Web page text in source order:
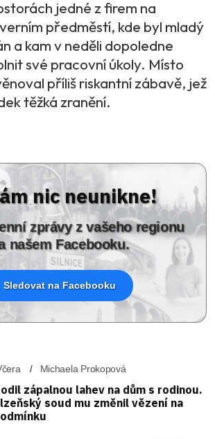
jedné z firem na
předměstí, kde byl mladý
a kam v neděli dopoledne
své pracovní úkoly. Místo
příliš riskantní zábavě, jež
těžká zranění.
nic neunikne!
zprávy z vašeho regionu
našem Facebooku.
Sledovat na Facebooku
Michaela Prokopová
zápalnou lahev na dům s rodinou.
soud mu změnil vězení na